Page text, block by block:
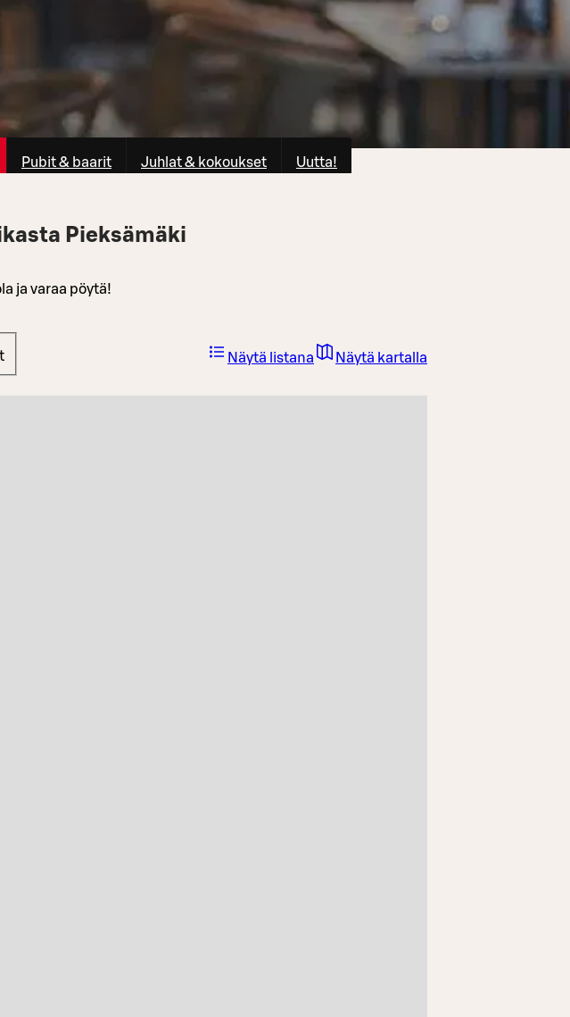
Pubit & baarit Juhlat & kokoukset Uutta!
Pieksämäki
ja varaa pöytä!
Näytä listana Näytä kartalla